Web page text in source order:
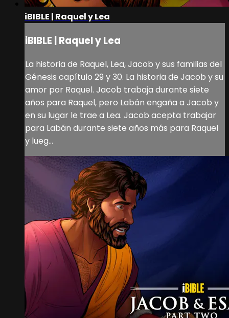
iBIBLE | Raquel y Lea
iBIBLE | Raquel y Lea
La historia de Raquel, Lea, Jacob y sus familias del
Génesis capítulo 29 y 30. La historia de Jacob y su
amor por Raquel. Jacob trabaja durante siete
años para Raquel, pero Labán engaña a Jacob y
en su lugar le trae a Lea. Jacob acepta trabajar
para Labán durante siete años más para Raquel
y lueg...